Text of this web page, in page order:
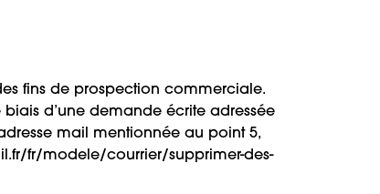
fins de prospection commerciale.
d’une demande écrite adressée
mail mentionnée au point 5,
fr/modele/courrier/supprimer-des-